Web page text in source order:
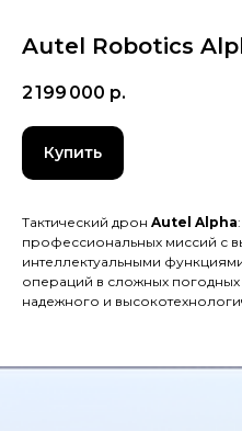
Autel Robotics
2 199 000 р.
Купить
Тактический дрон Autel Alpha
профессиональных миссий с
интеллектуальными
операций в сложных
надежного и